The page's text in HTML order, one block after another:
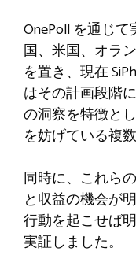
OnePoll を通じ
国、米国、オラ
を置き、現在
はその計画段階
の洞察を特徴と
を妨げている複
同時に、これら
と収益の機会が
行動を起こせば
実証しました。